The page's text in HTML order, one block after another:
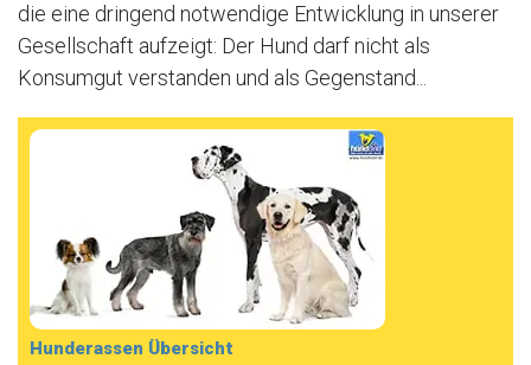
die eine dringend notwendige Entwicklung in unserer
Gesellschaft aufzeigt: Der Hund darf nicht als
Konsumgut verstanden und als Gegenstand...
Hunderassen Übersicht